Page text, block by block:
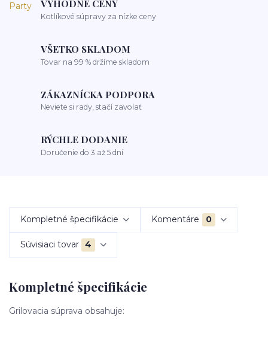
VÝHODNÉ CENY
Kotlíkové súpravy za nízke ceny
VŠETKO SKLADOM
Tovar na 99 % držíme skladom
ZÁKAZNÍCKA PODPORA
Neviete si rady, stačí zavolať
RÝCHLE DODANIE
Doručenie do 3 až 5 dní
Kompletné špecifikácie Komentáre 0
Súvisiaci tovar 4
Kompletné špecifikácie
Grilovacia súprava obsahuje: